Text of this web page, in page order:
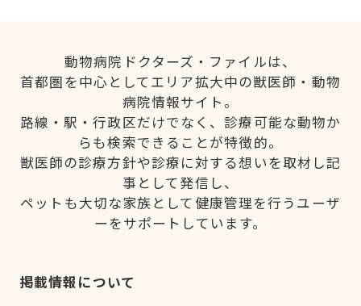
動物病院ドクターズ・ファイルは、
首都圏を中心としてエリア拡大中の獣医師・動物
病院情報サイト。
路線・駅・行政区だけでなく、診療可能な動物か
らも検索できることが特徴的。
獣医師の診療方針や診療に対する想いを取材し記
事として発信し、
ペットも大切な家族として健康管理を行うユーザ
ーをサポートしています。
掲載情報について